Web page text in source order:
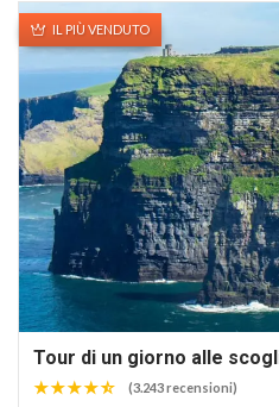
IL PIÙ VENDUTO
Tour di un giorno alle
(3.243 recensioni)